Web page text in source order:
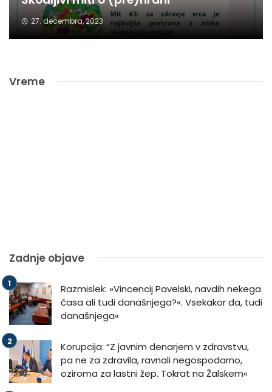
27. decembra, 2023
Vreme
Zadnje objave
Razmislek: »Vincencij Pavelski, navdih nekega
časa ali tudi današnjega?«. Vsekakor da, tudi
današnjega«
Korupcija: “Z javnim denarjem v zdravstvu,
pa ne za zdravila, ravnali negospodarno,
oziroma za lastni žep. Tokrat na Žalskem«